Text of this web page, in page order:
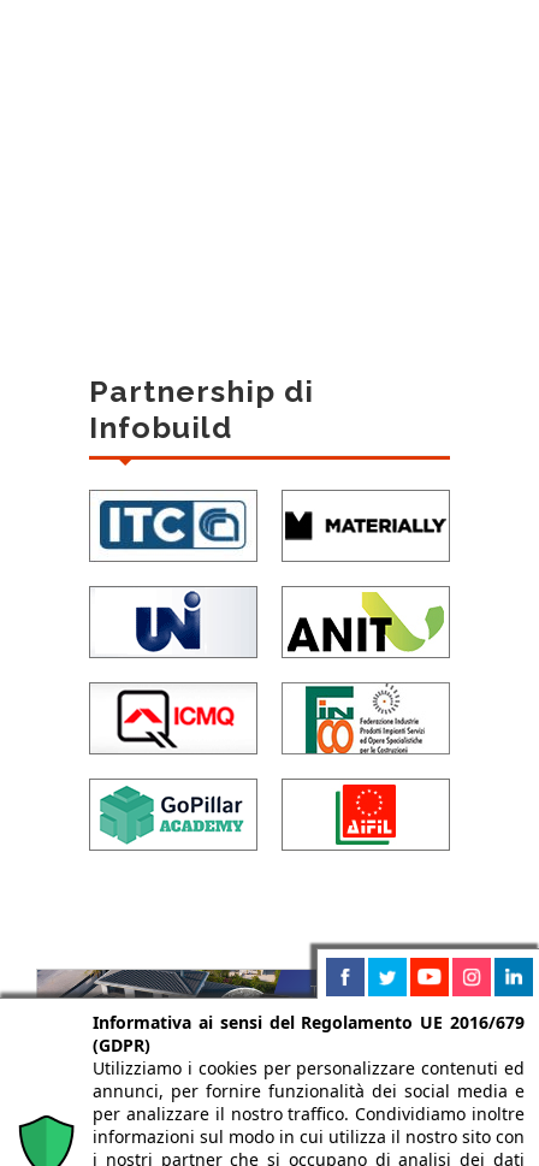
Partnership di
Infobuild
Informativa ai sensi del Regolamento UE 2016/679
(GDPR)
Utilizziamo i cookies per personalizzare contenuti ed
annunci, per fornire funzionalità dei social media e
per analizzare il nostro traffico. Condividiamo inoltre
informazioni sul modo in cui utilizza il nostro sito con
i nostri partner che si occupano di analisi dei dati